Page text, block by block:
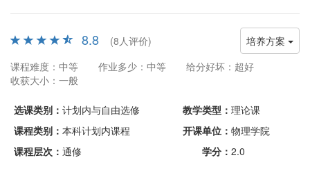
培养方案
8.8
(8人评价)
课程难度：中等
作业多少：中等
给分好坏：超好
收获大小：一般
选课类别： 计划内与自由选修 教学类型： 理论课
课程类别： 本科计划内课程 开课单位： 物理学院
课程层次： 通修 学分： 2.0